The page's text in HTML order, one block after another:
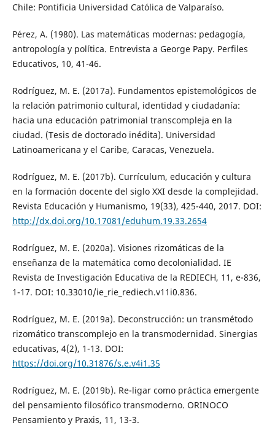
Chile: Pontificia Universidad Católica de Valparaíso.
Pérez, A. (1980). Las matemáticas modernas: pedagogía,
antropología y política. Entrevista a George Papy. Perfiles
Educativos, 10, 41-46.
Rodríguez, M. E. (2017a). Fundamentos epistemológicos de
la relación patrimonio cultural, identidad y ciudadanía:
hacia una educación patrimonial transcompleja en la
ciudad. (Tesis de doctorado inédita). Universidad
Latinoamericana y el Caribe, Caracas, Venezuela.
Rodríguez, M. E. (2017b). Currículum, educación y cultura
en la formación docente del siglo XXI desde la complejidad.
Revista Educación y Humanismo, 19(33), 425-440, 2017. DOI:
http://dx.doi.org/10.17081/eduhum.19.33.2654
Rodríguez, M. E. (2020a). Visiones rizomáticas de la
enseñanza de la matemática como decolonialidad. IE
Revista de Investigación Educativa de la REDIECH, 11, e-836,
1-17. DOI: 10.33010/ie_rie_rediech.v11i0.836.
Rodríguez, M. E. (2019a). Deconstrucción: un transmétodo
rizomático transcomplejo en la transmodernidad. Sinergias
educativas, 4(2), 1-13. DOI:
https://doi.org/10.31876/s.e.v4i1.35
Rodríguez, M. E. (2019b). Re-ligar como práctica emergente
del pensamiento filosófico transmoderno. ORINOCO
Pensamiento y Praxis, 11, 13-3.